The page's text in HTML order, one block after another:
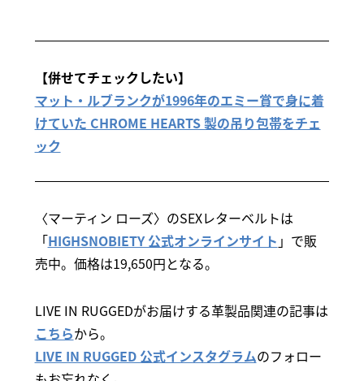
【併せてチェックしたい】
マット・ルブランクが1996年のエミー賞で身に着
けていた CHROME HEARTS 製の吊り包帯をチェ
ック
〈マーティン ローズ〉のSEXレターベルトは
「HIGHSNOBIETY 公式オンラインサイト 」で販
売中。価格は19,650円となる。
LIVE IN RUGGEDがお届けする革製品関連の記事は
こちらから。
LIVE IN RUGGED 公式インスタグラムのフォロー